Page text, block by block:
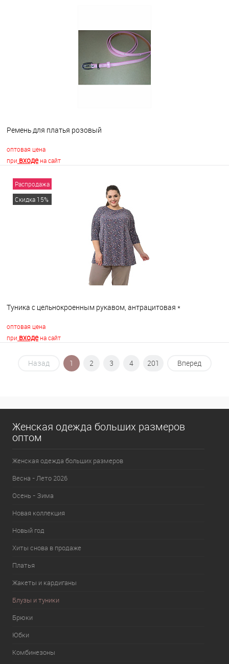
Недоступно
Ремень для платья розовый
оптовая цена
при входена сайт
В корзину
Распродажа
Скидка 15%
Туника с цельнокроенным рукавом, антрацитовая *
оптовая цена
при входена сайт
В корзину
Назад 1 2 3 4 201 Вперед
Женская одежда больших размеров
оптом
Женская одежда больших размеров
Весна - Лето 2026
Осень - Зима
Новая коллекция
Новый год
Хиты снова в продаже
Платья
Жакеты и кардиганы
Блузы и туники
Брюки
Юбки
Комбинезоны